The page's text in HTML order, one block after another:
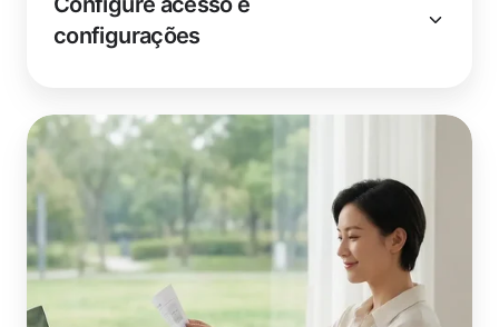
configurações